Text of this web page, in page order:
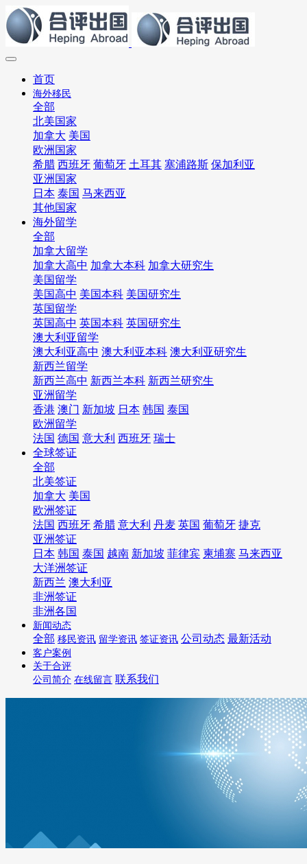
首页
海外移民
全部
北美国家
加拿大 美国
欧洲国家
希腊 西班牙 葡萄牙 土耳其 塞浦路斯 保加利亚
亚洲国家
日本 泰国 马来西亚
其他国家
海外留学
全部
加拿大留学
加拿大高中 加拿大本科 加拿大研究生
美国留学
美国高中 美国本科 美国研究生
英国留学
英国高中 英国本科 英国研究生
澳大利亚留学
澳大利亚高中 澳大利亚本科 澳大利亚研究生
新西兰留学
新西兰高中 新西兰本科 新西兰研究生
亚洲留学
香港 澳门 新加坡 日本 韩国 泰国
欧洲留学
法国 德国 意大利 西班牙 瑞士
全球签证
全部
北美签证
加拿大 美国
欧洲签证
法国 西班牙 希腊 意大利 丹麦 英国 葡萄牙 捷克
亚洲签证
日本 韩国 泰国 越南 新加坡 菲律宾 柬埔寨 马来西亚
大洋洲签证
新西兰 澳大利亚
非洲签证
非洲各国
新闻动态
全部 移民资讯 留学资讯 签证资讯 公司动态 最新活动
客户案例
关于合评
公司简介 在线留言 联系我们